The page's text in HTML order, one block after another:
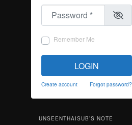
Password
Remember Me
LOGIN
Create account Forgot password?
UNSEENTHAISUB’S NOTE